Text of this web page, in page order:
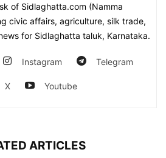
of Sidlaghatta.com (Namma
civic affairs, agriculture, silk trade,
for Sidlaghatta taluk, Karnataka.
Instagram Telegram
X Youtube
ARTICLES